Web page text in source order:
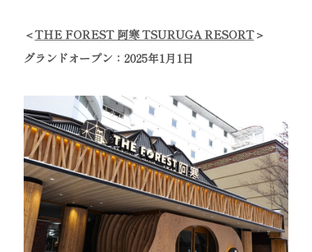
＜THE FOREST 阿寒 TSURUGA RESORT＞
グランドオープン：2025年1月1日